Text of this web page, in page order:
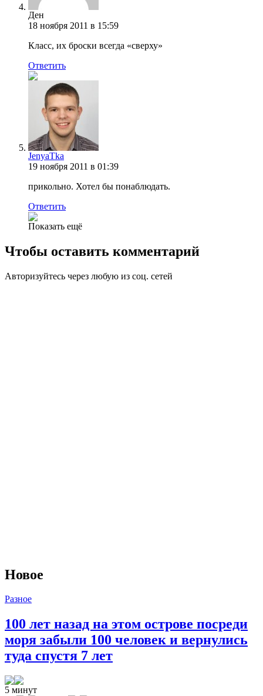
Ден
18 ноября 2011 в 15:59
Класс, их броски всегда «сверху»
Ответить
JenyaTka
19 ноября 2011 в 01:39
прикольно. Хотел бы понаблюдать.
Ответить
Показать ещё
Чтобы оставить комментарий
Авторизуйтесь через любую из соц. сетей
Новое
Разное
100 лет назад на этом острове посреди
моря забыли 100 человек и вернулись
туда спустя 7 лет
5 минут